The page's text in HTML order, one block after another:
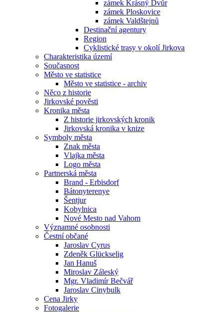
zámek Krásný Dvůr
zámek Ploskovice
zámek Valdštejnů
Destinační agentury
Region
Cyklistické trasy v okolí Jirkova
Charakteristika území
Současnost
Město ve statistice
Město ve statistice - archiv
Něco z historie
Jirkovské pověsti
Kronika města
Z historie jirkovských kronik
Jirkovská kronika v knize
Symboly města
Znak města
Vlajka města
Logo města
Partnerská města
Brand - Erbisdorf
Bátonyterenye
Šentjur
Kobylnica
Nové Mesto nad Vahom
Významné osobnosti
Čestní občané
Jaroslav Cyrus
Zdeněk Glückselig
Jan Hanuš
Miroslav Záleský
Mgr. Vladimír Bečvář
Jaroslav Cinybulk
Cena Jirky
Fotogalerie